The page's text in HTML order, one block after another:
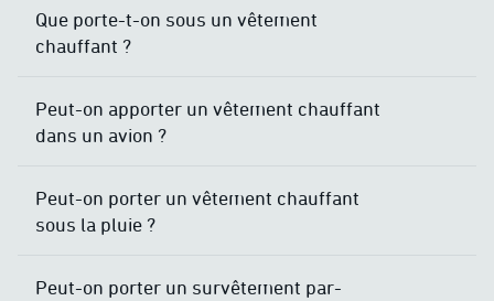
Que porte-t-on sous un vêtement
chauffant ?
Peut-on apporter un vêtement chauffant
dans un avion ?
Peut-on porter un vêtement chauffant
sous la pluie ?
Peut-on porter un survêtement par-